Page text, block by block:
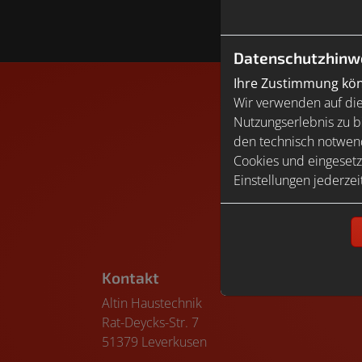
Cookie-
Bitte dasCookie-
Footer - Kontaktdaten und Öffnungszeiten
Kontakt
Altin Haustechnik
Rat-Deycks-Str. 7
51379 Leverkusen
Ihre Zustimmung
Wir verwenden auf
Nutzungserlebnis zu
den technisch
Cookies und
Einstellungen